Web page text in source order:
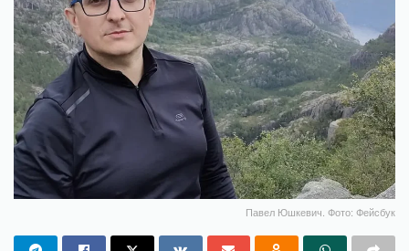
Павел Юшкевич. Фото: Фейсбук